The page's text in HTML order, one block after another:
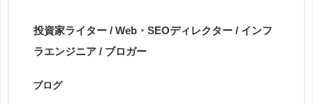
投資家ライター / Web・SEOディレクター / インフ
ラエンジニア / ブロガー
ブログ